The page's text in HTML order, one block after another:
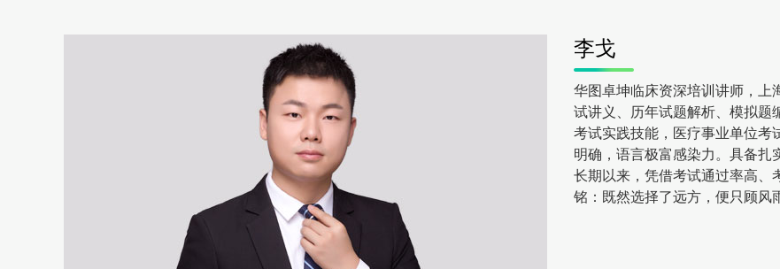
李戈
华图卓坤临床资深培训讲师，上
试讲义、历年试题解析、模拟题
考试实践技能，医疗事业单位考
明确，语言极富感染力。具备扎
长期以来，凭借考试通过率高、
铭：既然选择了远方，便只顾风